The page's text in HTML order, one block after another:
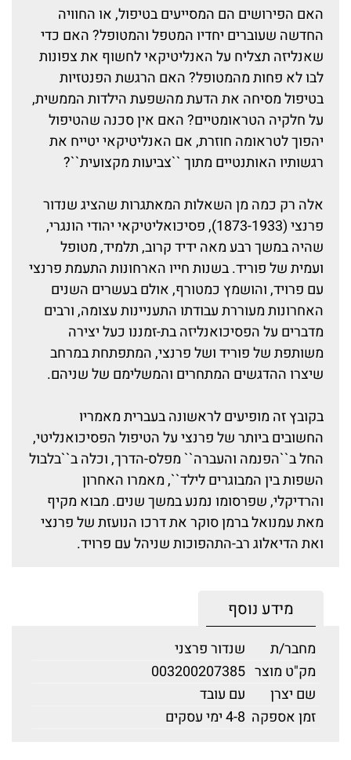
האם הפירושים הם המסייעים בטיפול, או החוויה
החדשה שעוברים יחדיו המטפל והמטופל? האם כדי
שאנליזה תצליח על האנליטיקאי לחשוף את צפונות
לבו לא פחות מהמטופל? האם הרגשת הפנטזיות
בטיפול מסיחה את הדעת מהשפעת הילדות הממשית,
על חלקיה הטראומטיים? האם אין סכנה שהטיפול
יהפוך לטראומה חוזרת, אם האנליטיקאי יטייח את
רגשותיו האותנטיים מתוך ``צביעות מקצועית``?
אלה רק כמה מן השאלות המאתגרות שהציג שנדור
פרנצי (1873-1933), פסיכואליטיקאי יהודי הונגרי,
שהיה במשך רבע מאה ידיד קרוב, תלמיד, מטופל
ועמית של פוריד. בשנות חייו הארחונות התעמת פרנצי
עם פרויד, והושמץ כמטורף, אולם בעשרים השנים
האחרונות מעוררת עבודתו התעניינות עצומה, ורבים
מדברים על הפסיכואנליזה בת-זמננו כעל יצירה
משותפת של פוריד ושל פרנצי, המתפתחת במרחב
שיצרו ההדגשים המתחרים והמשלימם של שניהם.
בקובץ זה מופיעים לראשונה בעברית מאמריו
החשובים ביותר של פרנצי על הטיפול הפסיכואנליטי,
החל ב``הפנמה והעברה`` מפלס-הדרך, וכלה ב``בלבול
השפות בין המבוגרים לילד``, מאמרו האחרון
והרדיקלי, שפרסומו נמנע במשך שנים. מבוא מקיף
מאת עמנואל ברמן סוקר את דרכו הנועזת של פרנצי
ואת הדיאלוג רב-התהפוכות שניהל עם פרויד.
מידע נוסף
מחבר/ת
שנדור פרצני
מק"ט מוצר 003200207385
שם יצרן
עם עובד
זמן אספקה 4-8 ימי עסקים